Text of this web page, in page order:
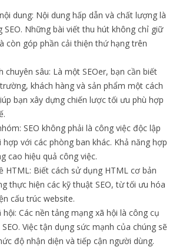
dung: Nội dung hấp dẫn và chất lượng là
Những bài viết thu hút không chỉ giữ
còn góp phần cải thiện thứ hạng trên
chuyên sâu: Là một SEOer, bạn cần biết
khách hàng và sản phẩm một cách
bạn xây dựng chiến lược tối ưu phù hợp
SEO không phải là công việc độc lập
với các phòng ban khác. Khả năng hợp
cao hiệu quả công việc.
HTML: Biết cách sử dụng HTML cơ bản
thực hiện các kỹ thuật SEO, từ tối ưu hóa
cấu trúc website.
hội: Các nền tảng mạng xã hội là công cụ
Việc tận dụng sức mạnh của chúng sẽ
độ nhận diện và tiếp cận người dùng.